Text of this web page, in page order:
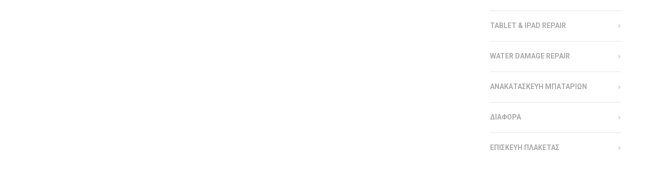
TABLET & IPAD REPAIR
WATER DAMAGE REPAIR
ΑΝΑΚΑΤΑΣΚΕΥΗ ΜΠΑΤΑΡΙΩΝ
ΔΙΑΦΟΡΑ
ΕΠΙΣΚΕΥΗ ΠΛΑΚΕΤΑΣ